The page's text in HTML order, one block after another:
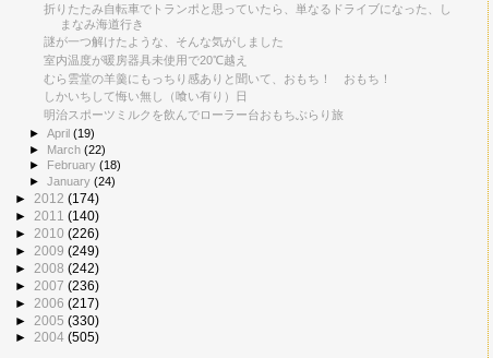
折りたたみ自転車でトランポと思っていたら、単なるドライブになった、し
まなみ海道行き
謎が一つ解けたような、そんな気がしました
室内温度が暖房器具未使用で20℃越え
むら雲堂の羊羹にもっちり感ありと聞いて、おもち！ おもち！
しかいちして悔い無し（喰い有り）日
明治スポーツミルクを飲んでローラー台おもちぶらり旅
►April(19)
► March(22)
►
February(18)
►January(24)
► 2012 (174)
► 2011 (140)
► 2010 (226)
► 2009 (249)
► 2008 (242)
► 2007 (236)
► 2006 (217)
► 2005 (330)
► 2004 (505)